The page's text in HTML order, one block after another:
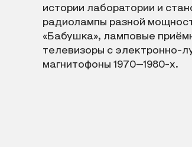
истории лаборатории и
радиолампы разной
«Бабушка», ламповые
телевизоры с электронно-
магнитофоны 1970–1980-х.